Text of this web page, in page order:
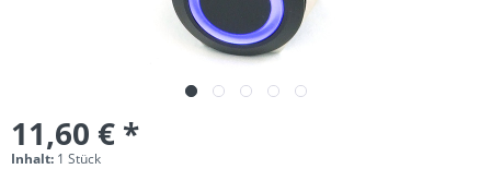
11,60 € *
Inhalt: 1 Stück